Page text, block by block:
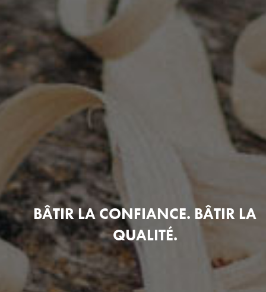
BÂTIR LA CONFIANCE. BÂTIR LA
QUALITÉ.